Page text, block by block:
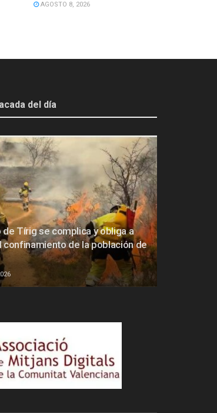
AGOSTO 8, 2026
del día
de Tírig se complica y obliga a
confinamiento de la población de